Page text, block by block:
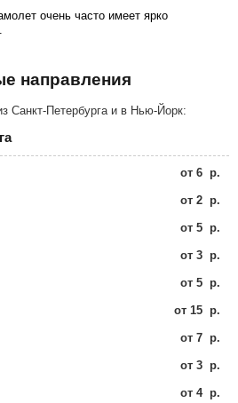
очень часто имеет ярко
направления
Санкт-Петербурга и в Нью-Йорк:
от 6 р.
от 2 р.
от 5 р.
от 3 р.
от 5 р.
от 15 р.
от 7 р.
от 3 р.
от 4 р.